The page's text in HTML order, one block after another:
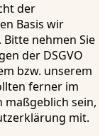
der
Basis wir
nehmen Sie
der DSGVO
bzw. unserem
ferner im
maßgeblich sein,
mit.